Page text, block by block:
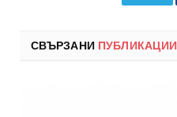
СВЪРЗАНИ ПУБЛИКАЦИИ